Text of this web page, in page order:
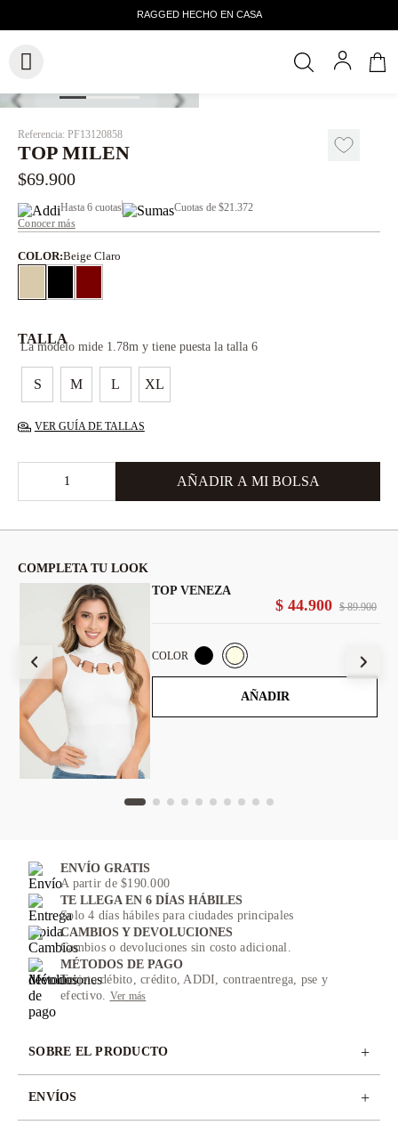
Referencia: PF13120858
TOP MILEN
$69.900
Hasta 6 cuotas Cuotas de $21.372
Conocer más
COLOR:Beige Claro
TALLA
S M L XL
La modelo mide 1.78m y tiene puesta la talla 6
VER GUÍA DE TALLAS
COMPLETA TU LOOK
TOP VENEZA
$ 89.900
$ 44.900
COLOR
AÑADIR
ENVÍO GRATIS
A partir de $190.000
TE LLEGA EN 6 DÍAS HÁBILES
Solo 4 días hábiles para ciudades principales
CAMBIOS Y DEVOLUCIONES
Cambios o devoluciones sin costo adicional.
MÉTODOS DE PAGO
Tarjeta débito, crédito, ADDI, contraentrega, pse y
efectivo. Ver más
SOBRE EL PRODUCTO +
ENVÍOS +